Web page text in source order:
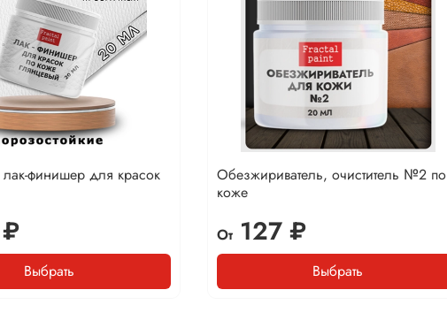
финишер для красок
Выбрать
Обезжириватель, очиститель №2 по
коже
От127 ₽
Выбрать